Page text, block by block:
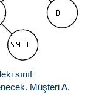
sınıf
Müşteri A,